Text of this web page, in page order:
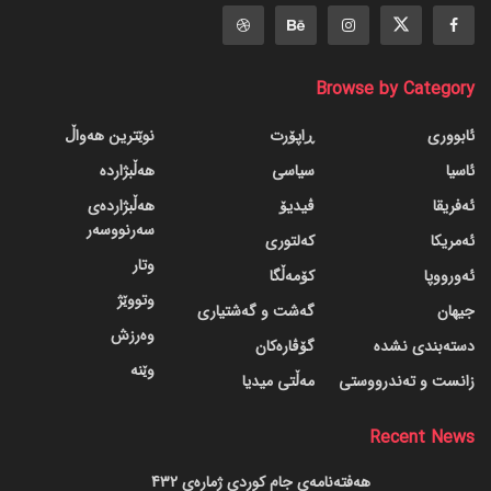
Browse by Category
ئابووری
ئاسیا
ئەفریقا
ئەمریکا
ئەورووپا
جیهان
دسته‌بندی نشده
زانست و تەندرووستی
ڕاپۆرت
سیاسی
ڤیدیۆ
کەلتوری
کۆمەڵگا
گه‌شت و گه‌شتیاری
گۆڤاره‌کان
مەڵتی میدیا
نوێترین هەواڵ
هەڵبژاردە
هەڵبژاردەی
سەرنووسەر
وتار
وتووێژ
وەرزش
وێنە
Recent News
هەفتەنامەی جام کوردی ژمارەی 432